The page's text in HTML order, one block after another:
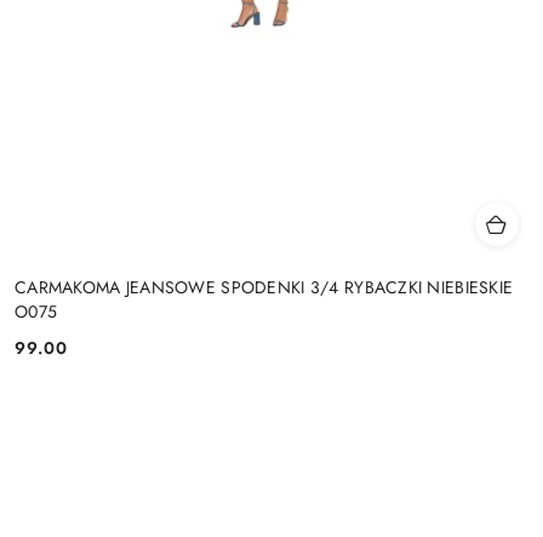
CARMAKOMA JEANSOWE SPODENKI 3/4 RYBACZKI NIEBIESKIE
O075
Cena:
99.00